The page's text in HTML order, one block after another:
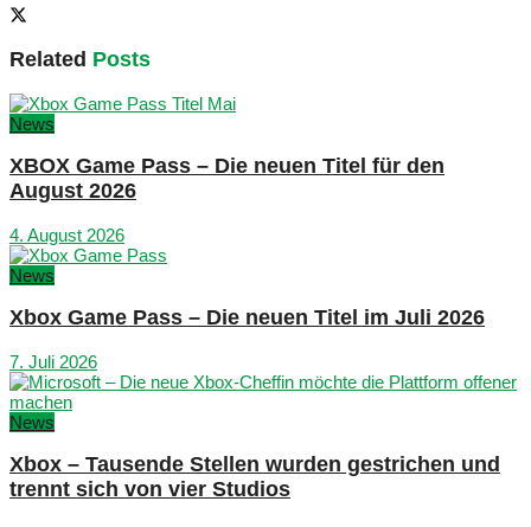
Related Posts
News
XBOX Game Pass – Die neuen Titel für den
August 2026
4. August 2026
News
Xbox Game Pass – Die neuen Titel im Juli 2026
7. Juli 2026
News
Xbox – Tausende Stellen wurden gestrichen und
trennt sich von vier Studios